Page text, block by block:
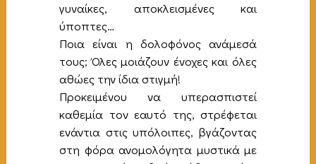
γυναίκες, αποκλεισμένες και
ύποπτες…
Ποια είναι η δολοφόνος ανάμεσά
τους; Όλες μοιάζουν ένοχες και όλες
αθώες την ίδια στιγμή!
Προκειμένου να υπερασπιστεί
καθεμία τον εαυτό της, στρέφεται
ενάντια στις υπόλοιπες, βγάζοντας
στη φόρα ανομολόγητα μυστικά με